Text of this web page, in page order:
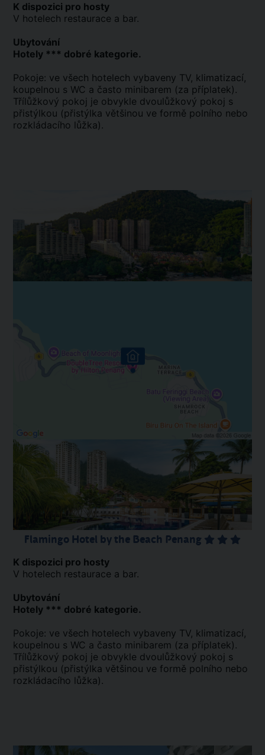
K dispozici pro hosty
V hotelech restaurace a bar.
Ubytování
Hotely *** dobré kategorie.
Pokoje: ve všech hotelech vybaveny TV, klimatizací,
koupelnou s WC a často minibarem (za příplatek).
Třílůžkový pokoj je obvykle dvoulůžkový pokoj s
přistýlkou (přistýlka většinou ve formě polního nebo
rozkládacího lůžka).
Flamingo Hotel by the Beach Penang
K dispozici pro hosty
V hotelech restaurace a bar.
Ubytování
Hotely *** dobré kategorie.
Pokoje: ve všech hotelech vybaveny TV, klimatizací,
koupelnou s WC a často minibarem (za příplatek).
Třílůžkový pokoj je obvykle dvoulůžkový pokoj s
přistýlkou (přistýlka většinou ve formě polního nebo
rozkládacího lůžka).